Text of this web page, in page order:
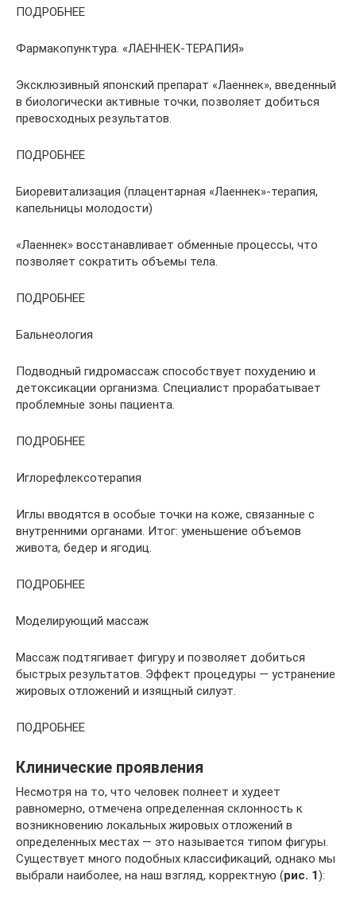
ПОДРОБНЕЕ
Фармакопунктура. «ЛАЕННЕК-ТЕРАПИЯ»
Эксклюзивный японский препарат «Лаеннек», введенный
в биологически активные точки, позволяет добиться
превосходных результатов.
ПОДРОБНЕЕ
Биоревитализация (плацентарная «Лаеннек»-терапия,
капельницы молодости)
«Лаеннек» восстанавливает обменные процессы, что
позволяет сократить объемы тела.
ПОДРОБНЕЕ
Бальнеология
Подводный гидромассаж способствует похудению и
детоксикации организма. Специалист прорабатывает
проблемные зоны пациента.
ПОДРОБНЕЕ
Иглорефлексотерапия
Иглы вводятся в особые точки на коже, связанные с
внутренними органами. Итог: уменьшение объемов
живота, бедер и ягодиц.
ПОДРОБНЕЕ
Моделирующий массаж
Массаж подтягивает фигуру и позволяет добиться
быстрых результатов. Эффект процедуры — устранение
жировых отложений и изящный силуэт.
ПОДРОБНЕЕ
Клинические проявления
Несмотря на то, что человек полнеет и худеет
равномерно, отмечена определенная склонность к
возникновению локальных жировых отложений в
определенных местах — это называется типом фигуры.
Существует много подобных классификаций, однако мы
выбрали наиболее, на наш взгляд, корректную (рис. 1):